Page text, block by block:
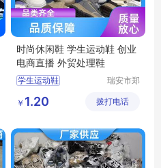
时尚休闲鞋 学生运动鞋 创业
电商直播 外贸处理鞋
学生运动鞋
轻便运动鞋
杂款男女跑鞋
瑞安市郑
（个体工
￥ 1.20 拨打电话